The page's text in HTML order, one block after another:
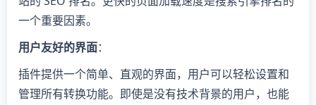
一个重要因素。
用户友好的界面：
插件提供一个简单、直观的界面，用户可以轻松设置和
管理所有转换功能。即使是没有技术背景的用户，也能